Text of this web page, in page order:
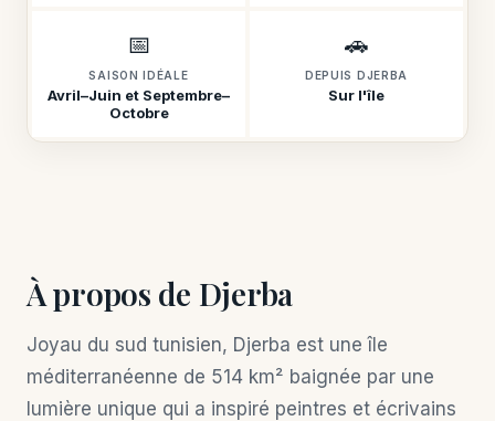
📅
SAISON IDÉALE
Avril–Juin et Septembre–
Octobre
🚗
DEPUIS DJERBA
Sur l'île
À propos de Djerba
Joyau du sud tunisien, Djerba est une île
méditerranéenne de 514 km² baignée par une
lumière unique qui a inspiré peintres et écrivains